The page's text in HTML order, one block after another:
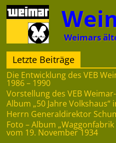
Zum
Inhalt
springen
Weimars
Letzte Beiträge
Die Entwicklung des VEB
1986 – 1990
Vorstellung des VEB
Album „50 Jahre Volkshaus“
Herrn Generaldirektor
Foto – Album „Waggonfabrik
vom 19. November 1934